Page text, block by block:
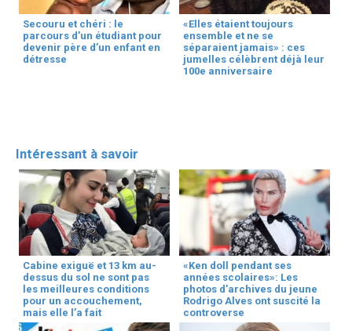
Secouru et chéri : le
parcours d’un étudiant pour
devenir père d’un enfant en
détresse
«Elles étaient toujours
ensemble et ne se
séparaient jamais» : ces
jumelles célèbrent déjà leur
100e anniversaire
Intéressant à savoir
Cabine exiguë et 13 km au-
dessus du sol ne sont pas
les meilleures conditions
pour un accouchement,
mais elle l’a fait
«Ken doll pendant ses
années scolaires»: Les
photos d’archives du jeune
Rodrigo Alves ont suscité la
controverse